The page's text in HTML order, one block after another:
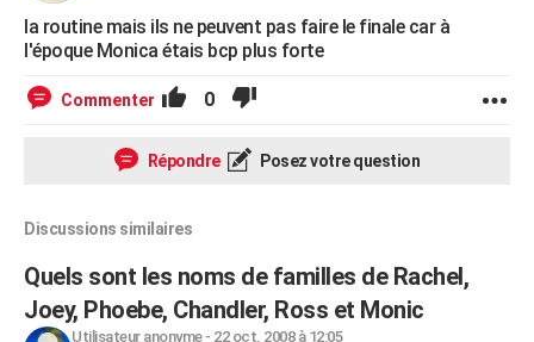
la routine mais ils ne peuvent pas faire le finale car à
l'époque Monica étais bcp plus forte
Commenter 0
Répondre Posez votre question
Discussions similaires
Quels sont les noms de familles de Rachel,
Joey, Phoebe, Chandler, Ross et Monic
Utilisateur anonyme- 22 oct. 2008 à 12:05